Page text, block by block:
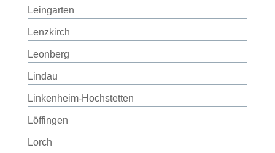
Leingarten
Lenzkirch
Leonberg
Lindau
Linkenheim-Hochstetten
Löffingen
Lorch